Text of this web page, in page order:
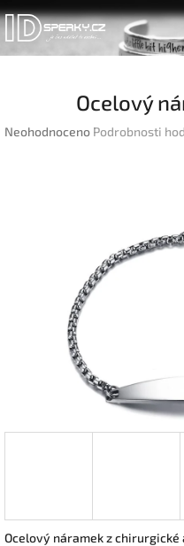
Přejít
na
obsah
Ocelový
Průměrné
Neohodnoceno Podrobnosti
Ocelový náramek z chirurgické